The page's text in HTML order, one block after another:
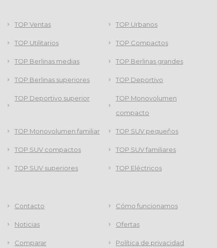
TOP Ventas TOP Urbanos
TOP Utilitarios TOP Compactos
TOP Berlinas medias TOP Berlinas grandes
TOP Berlinas superiores TOP Deportivo
TOP Deportivo superior
TOP Monovolumen
compacto
TOP Monovolumen familiar TOP SUV pequeños
TOP SUV compactos TOP SUV familiares
TOP SUV superiores TOP Eléctricos
Contacto Cómo funcionamos
Noticias Ofertas
Comparar Política de privacidad